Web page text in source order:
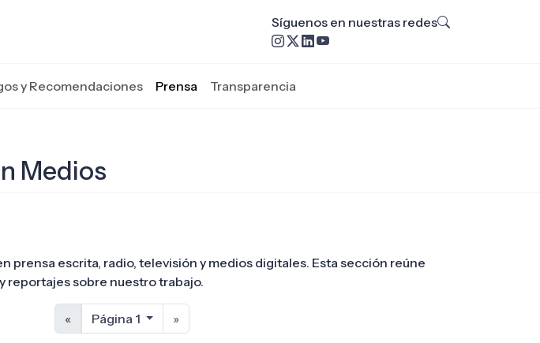
Síguenos en nuestras redes
y Recomendaciones Prensa Transparencia
Medios
prensa escrita, radio, televisión y medios digitales. Esta sección reúne
reportajes sobre nuestro trabajo.
« Página 1 »